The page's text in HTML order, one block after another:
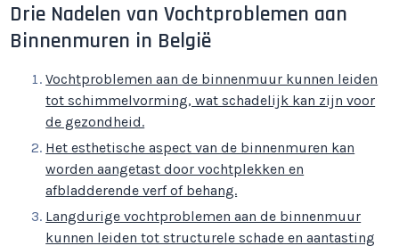
Drie Nadelen van Vochtproblemen aan
Binnenmuren in België
Vochtproblemen aan de binnenmuur kunnen leiden
tot schimmelvorming, wat schadelijk kan zijn voor
de gezondheid.
Het esthetische aspect van de binnenmuren kan
worden aangetast door vochtplekken en
afbladderende verf of behang.
Langdurige vochtproblemen aan de binnenmuur
kunnen leiden tot structurele schade en aantasting